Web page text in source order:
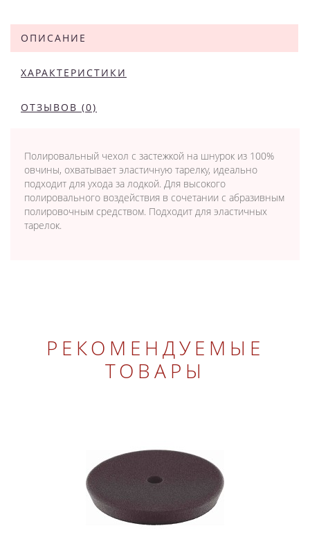
ОПИСАНИЕ
ХАРАКТЕРИСТИКИ
ОТЗЫВОВ (0)
Полировальный чехол с застежкой на шнурок из 100%
овчины, охватывает эластичную тарелку, идеально
подходит для ухода за лодкой. Для высокого
полировального воздействия в сочетании с абразивным
полировочным средством. Подходит для эластичных
тарелок.
РЕКОМЕНДУЕМЫЕ
ТОВАРЫ